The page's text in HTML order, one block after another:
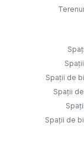
Spații de
Spații
Spații de